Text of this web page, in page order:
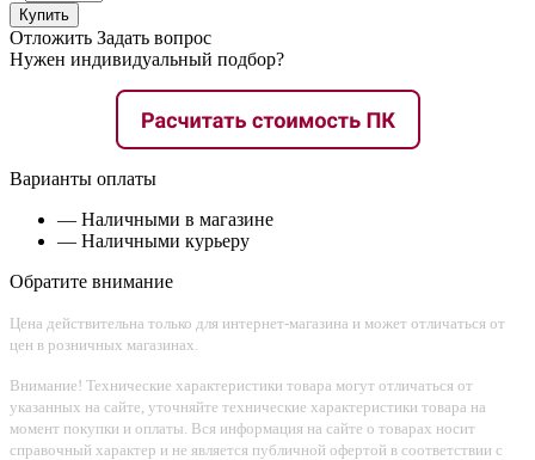
Купить
Отложить Задать вопрос
Нужен индивидуальный подбор?
Варианты оплаты
— Наличными в магазине
— Наличными курьеру
Обратите внимание
Цена действительна только для интернет-магазина и может отличаться от
цен в розничных магазинах.
Внимание! Технические характеристики товара могут отличаться от
указанных на сайте, уточняйте технические характеристики товара на
момент покупки и оплаты. Вся информация на сайте о товарах носит
справочный характер и не является публичной офертой в соответствии с